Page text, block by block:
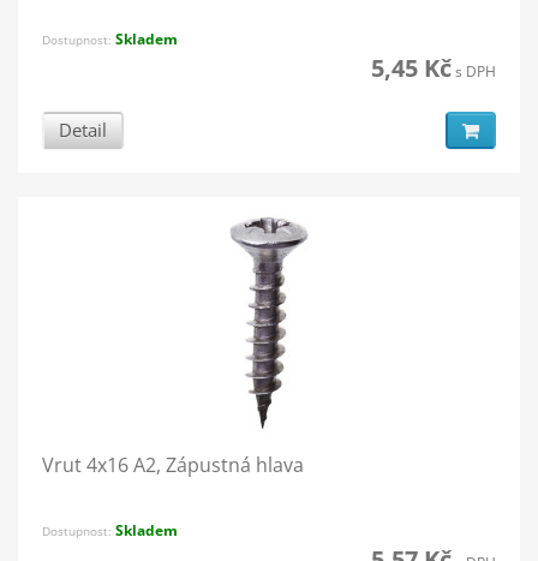
Dostupnost: Skladem
5,45 Kčs DPH
Detail
Vrut 4x16 A2, Zápustná hlava
Dostupnost: Skladem